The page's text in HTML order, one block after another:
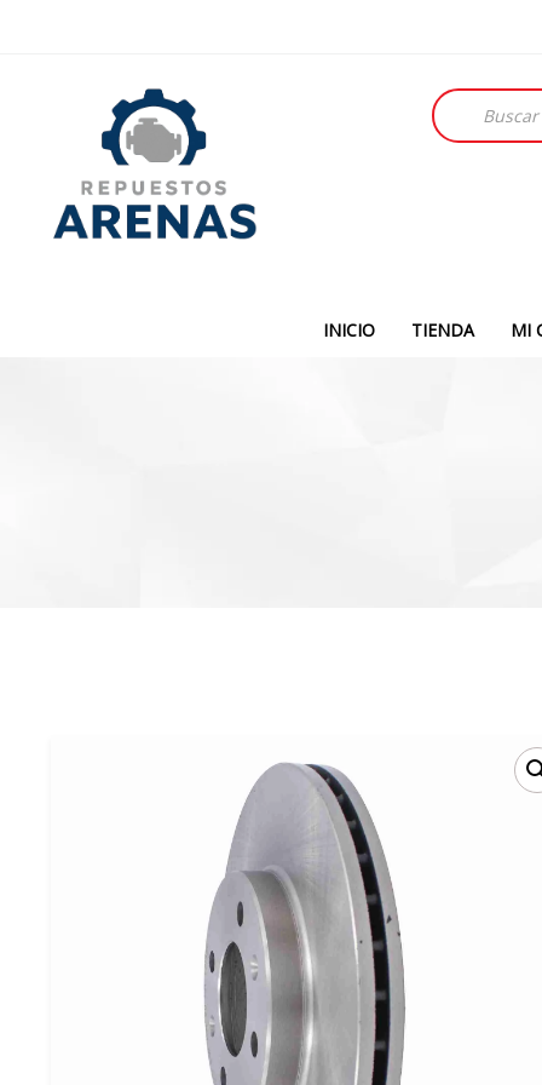
Búsqueda
de
productos
INICIO TIENDA MI